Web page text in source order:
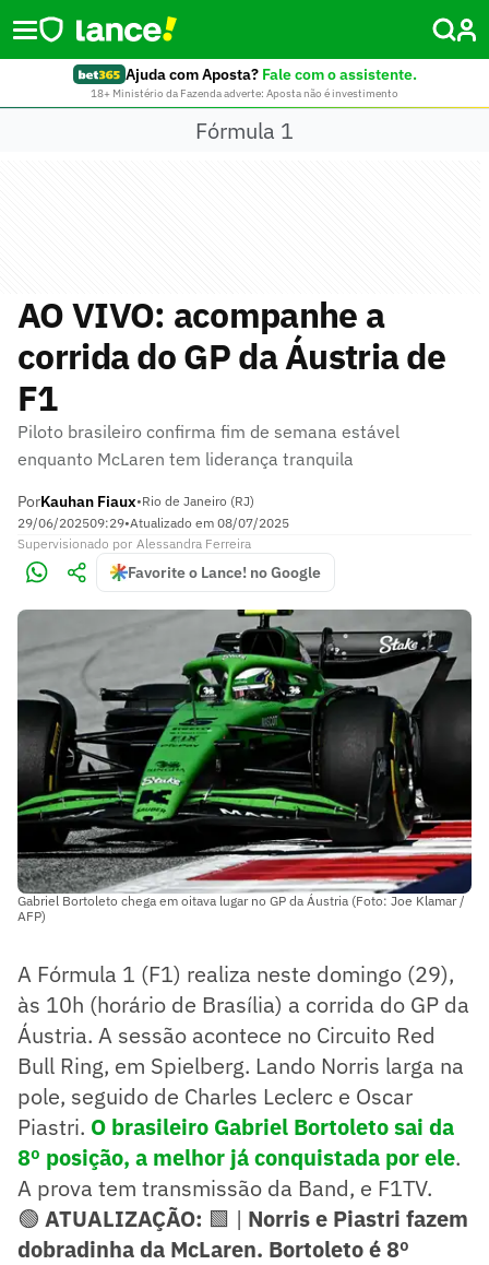
Ajuda com Aposta? Fale com o assistente.
18+ Ministério da Fazenda adverte: Aposta não é investimento
Fórmula 1
AO VIVO: acompanhe a
corrida do GP da Áustria de
F1
Piloto brasileiro confirma fim de semana estável
enquanto McLaren tem liderança tranquila
PorKauhan Fiaux•Rio de Janeiro (RJ)
29/06/202509:29•Atualizado em 08/07/2025
Supervisionado por Alessandra Ferreira
Favorite o Lance! no Google
Gabriel Bortoleto chega em oitava lugar no GP da Áustria (Foto: Joe Klamar /
AFP)
A Fórmula 1 (F1) realiza neste domingo (29),
às 10h (horário de Brasília) a corrida do GP da
Áustria. A sessão acontece no Circuito Red
Bull Ring, em Spielberg. Lando Norris larga na
pole, seguido de Charles Leclerc e Oscar
Piastri. O brasileiro Gabriel Bortoleto sai da
8º posição, a melhor já conquistada por ele.
A prova tem transmissão da Band, e F1TV.
🟢 ATUALIZAÇÃO: 🟩 | Norris e Piastri fazem
dobradinha da McLaren. Bortoleto é 8º